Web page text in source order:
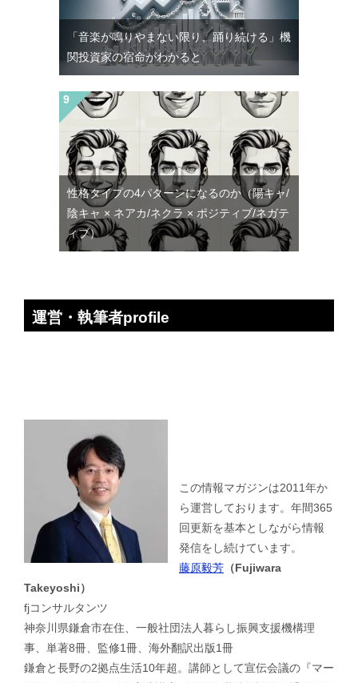
「音楽が鳴りやまない限り、踊り続ける」機
関投資家の宿命がわかると
性格タイプの4パターンになるのか（陽キャ/
陰キャ × ネアカ/ネクラ × ポジティブ/ネガテ
ィブ）
運営・執筆者profile
この情報マガジンは2011年か
ら運営しております。年間365
回更新を基本としながら情報
発信をし続けています。
藤原毅芳 （Fujiwara
Takeyoshi）
fjコンサルタンツ
神奈川県鎌倉市在住、一般社団法人暮らし振興支援機構理
事、単著8冊、監修1冊、海外翻訳出版1冊
鎌倉と長野の2拠点生活10年超。講師として宣伝会議の『マー